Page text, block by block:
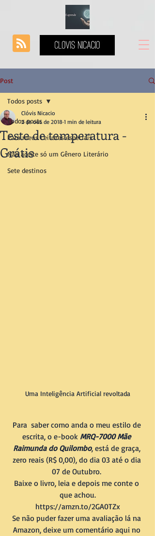
Post
Todos posts
Para meus Leitores especiais
Não aceite só um Gênero Literário
Sete destinos
Todos posts
Teste de temperatura -
Grátis
Clóvis Nicacio
2 de out. de 2018 1 min de leitura
Uma Inteligência Artificial revoltada
Para  saber como anda o meu estilo de
escrita, o e-book MRQ-7000 Mãe
Raimunda do Quilombo, está de graça,
zero reais (R$ 0,00), do dia 03 até o dia
07 de Outubro.
Baixe o livro, leia e depois me conte o
que achou.
https://amzn.to/2GA0TZx
Se não puder fazer uma avaliação lá na
Amazon, deixe um comentário aqui no